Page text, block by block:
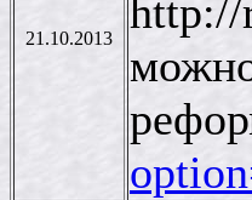
21.10.2013
http://